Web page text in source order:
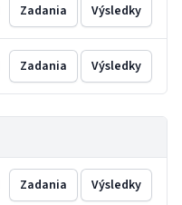
Zadania Výsledky
Zadania Výsledky
Zadania Výsledky